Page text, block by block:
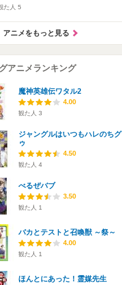
た人 5
アニメをもっと見る
アニメランキング
魔神英雄伝ワタル2
4.00
観た人 3
ジャングルはいつもハレのちグ
ゥ
4.50
観た人 4
べるぜバブ
3.50
観た人 1
バカとテストと召喚獣 ～祭～
4.00
観た人 1
ほんとにあった！霊媒先生